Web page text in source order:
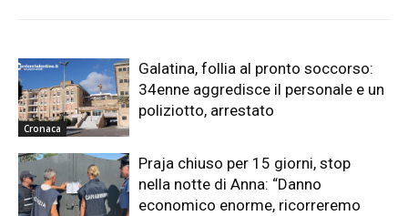
Cronaca
Galatina, follia al pronto soccorso:
34enne aggredisce il personale e un
poliziotto, arrestato
Praja chiuso per 15 giorni, stop
nella notte di Anna: “Danno
economico enorme, ricorreremo